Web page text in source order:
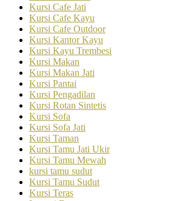
Kursi Cafe Jati
Kursi Cafe Kayu
Kursi Cafe Outdoor
Kursi Kantor Kayu
Kursi Kayu Trembesi
Kursi Makan
Kursi Makan Jati
Kursi Pantai
Kursi Pengadilan
Kursi Rotan Sintetis
Kursi Sofa
Kursi Sofa Jati
Kursi Taman
Kursi Tamu Jati Ukir
Kursi Tamu Mewah
kursi tamu sudut
Kursi Tamu Sudut
Kursi Teras